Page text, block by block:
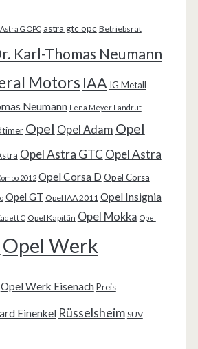
Astra G OPC astra gtc opc Betriebsrat
Karl-Thomas Neumann
Motors IAA IG Metall
Neumann Lena Meyer Landrut
Opel Opel Adam Opel
Opel Astra GTC Opel Astra
2012 Opel Corsa D Opel Corsa
Opel GT Opel IAA 2011 Opel Insignia
C Opel Kapitän Opel Mokka Opel
Opel Werk
Opel Werk Eisenach Preis
Einenkel Rüsselsheim SUV